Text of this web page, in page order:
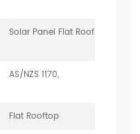
Solar Panel Flat Roof
AS/NZS 1170,
Flat Rooftop